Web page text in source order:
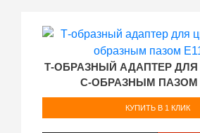
Т-ОБРАЗНЫЙ АДАПТЕР
С-ОБРАЗНЫМ ПАЗОМ
КУПИТЬ В 1 КЛИК